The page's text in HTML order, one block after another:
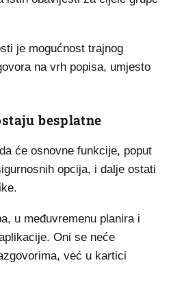
je mogućnost trajnog
na vrh popisa, umjesto
besplatne
će osnovne funkcije, poput
opcija, i dalje ostati
u međuvremenu planira i
Oni se neće
već u kartici